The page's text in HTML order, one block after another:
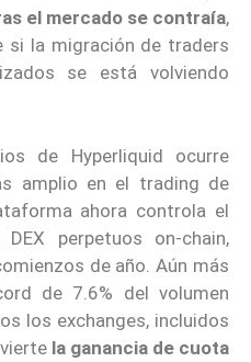
el mercado se contraía,
si la migración de traders
se está volviendo
de Hyperliquid ocurre
amplio en el trading de
ahora controla el
perpetuos on-chain,
de año. Aún más
de 7.6% del volumen
los exchanges, incluidos
la ganancia de cuota